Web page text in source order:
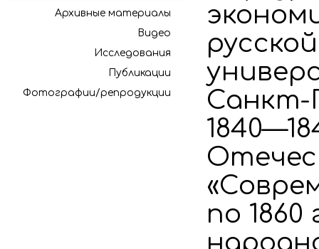
Архивные материалы
Видео
Исследования
Публикации
Фотографии/репродукции
Санкт-
по